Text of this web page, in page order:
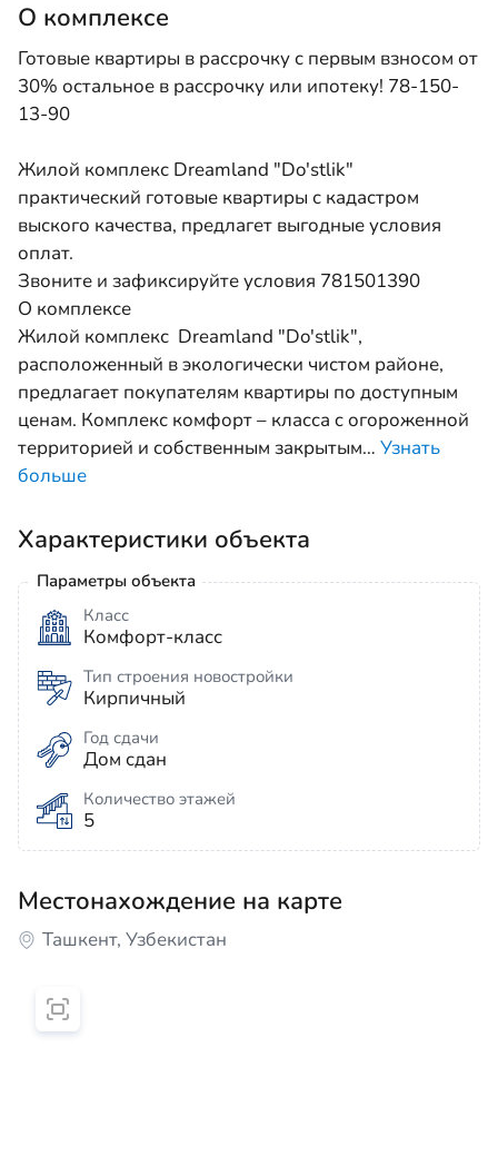
О комплексе
Готовые квартиры в рассрочку с первым взносом от
30% остальное в рассрочку или ипотеку! 78-150-
13-90
Жилой комплекс Dreamland "Do'stlik"
практический готовые квартиры с кадастром
выского качества, предлагет выгодные условия
оплат.
Звоните и зафиксируйте условия 781501390
О комплексе
Жилой комплекс Dreamland "Do'stlik",
расположенный в экологически чистом районе,
предлагает покупателям квартиры по доступным
ценам. Комплекс комфорт – класса c огороженной
территорией и собственным закрытым… Узнать
больше
Характеристики объекта
Параметры объекта
Класс
Комфорт-класс
Тип строения новостройки
Кирпичный
Год сдачи
Дом сдан
Количество этажей
5
Местонахождение на карте
Ташкент, Узбекистан